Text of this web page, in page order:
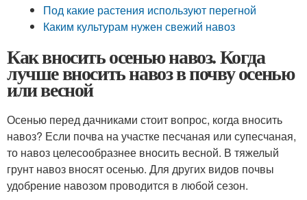
Под какие растения используют перегной
Каким культурам нужен свежий навоз
Как вносить осенью навоз. Когда
лучше вносить навоз в почву осенью
или весной
Осенью перед дачниками стоит вопрос, когда вносить
навоз? Если почва на участке песчаная или супесчаная,
то навоз целесообразнее вносить весной. В тяжелый
грунт навоз вносят осенью. Для других видов почвы
удобрение навозом проводится в любой сезон.